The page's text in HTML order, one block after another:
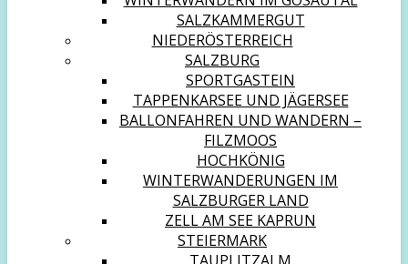
SALZKAMMERGUT
NIEDERÖSTERREICH
SALZBURG
SPORTGASTEIN
TAPPENKARSEE UND JÄGERSEE
BALLONFAHREN UND WANDERN –
FILZMOOS
HOCHKÖNIG
WINTERWANDERUNGEN IM
SALZBURGER LAND
ZELL AM SEE KAPRUN
STEIERMARK